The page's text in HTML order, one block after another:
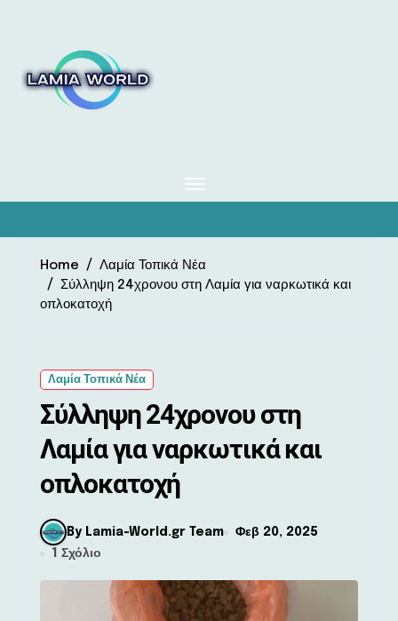
Home
Λαμία Τοπικά Νέα
Σύλληψη 24χρονου στη Λαμία για ναρκωτικά και
οπλοκατοχή
Λαμία Τοπικά Νέα
Σύλληψη 24χρονου στη
Λαμία για ναρκωτικά και
οπλοκατοχή
By Lamia-World.gr Team
Φεβ 20, 2025
1 Σχόλιο